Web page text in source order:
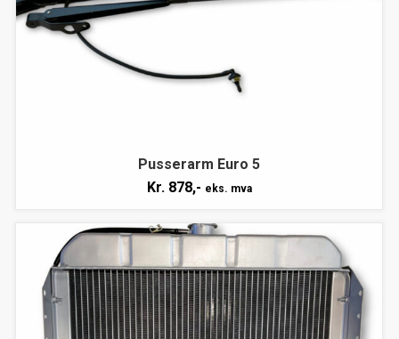
Pusserarm Euro 5
Kr. 878,- eks. mva